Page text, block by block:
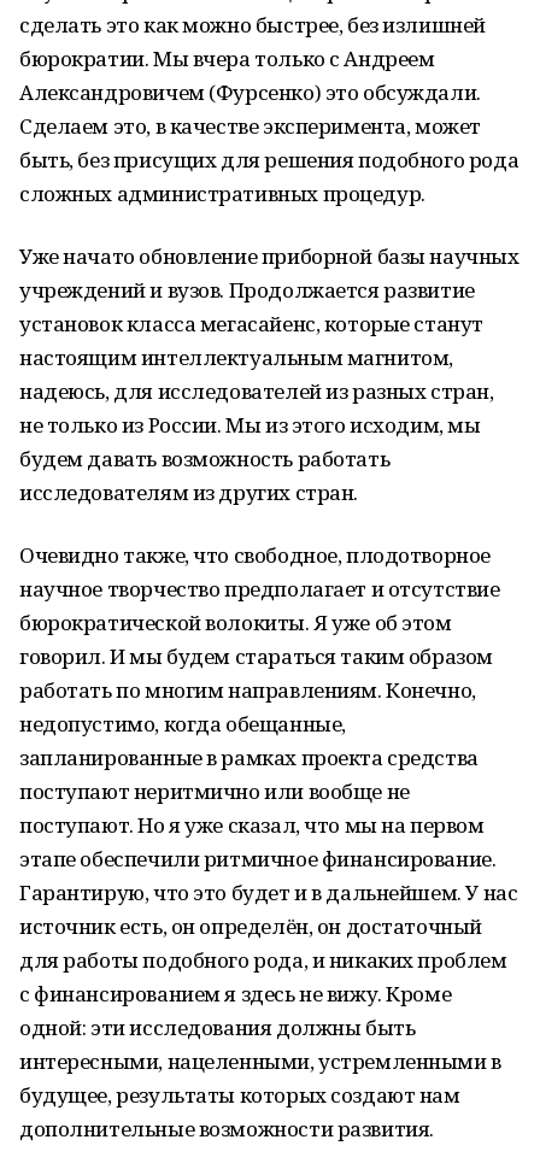
сделать это как можно быстрее, без излишней
бюрократии. Мы вчера только с Андреем
Александровичем (Фурсенко) это обсуждали.
Сделаем это, в качестве эксперимента, может
быть, без присущих для решения подобного рода
сложных административных процедур.
Уже начато обновление приборной базы научных
учреждений и вузов. Продолжается развитие
установок класса мегасайенс, которые станут
настоящим интеллектуальным магнитом,
надеюсь, для исследователей из разных стран,
не только из России. Мы из этого исходим, мы
будем давать возможность работать
исследователям из других стран.
Очевидно также, что свободное, плодотворное
научное творчество предполагает и отсутствие
бюрократической волокиты. Я уже об этом
говорил. И мы будем стараться таким образом
работать по многим направлениям. Конечно,
недопустимо, когда обещанные,
запланированные в рамках проекта средства
поступают неритмично или вообще не
поступают. Но я уже сказал, что мы на первом
этапе обеспечили ритмичное финансирование.
Гарантирую, что это будет и в дальнейшем. У нас
источник есть, он определён, он достаточный
для работы подобного рода, и никаких проблем
с финансированием я здесь не вижу. Кроме
одной: эти исследования должны быть
интересными, нацеленными, устремленными в
будущее, результаты которых создают нам
дополнительные возможности развития.